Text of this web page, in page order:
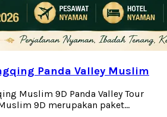
Panda Valley Muslim
Muslim 9D Panda Valley Tour
9D merupakan paket...